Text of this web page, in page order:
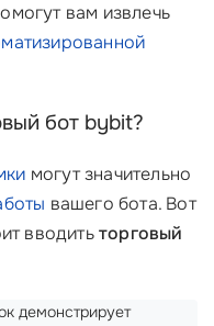
вам извлечь
бот bybit?
могут значительно
вашего бота. Вот
вводитьторговый
демонстрирует